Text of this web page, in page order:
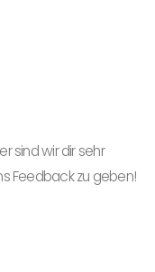
sind wir dir sehr
Feedback zu geben!